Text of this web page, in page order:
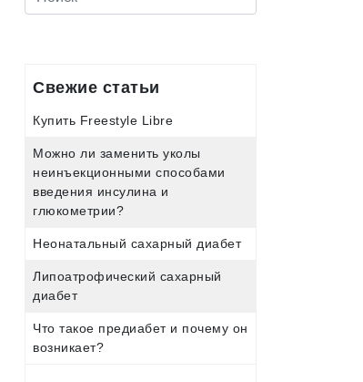
Свежие статьи
Купить Freestyle Libre
Можно ли заменить уколы
неинъекционными способами
введения инсулина и
глюкометрии?
Неонатальный сахарный диабет
Липоатрофический сахарный
диабет
Что такое предиабет и почему он
возникает?